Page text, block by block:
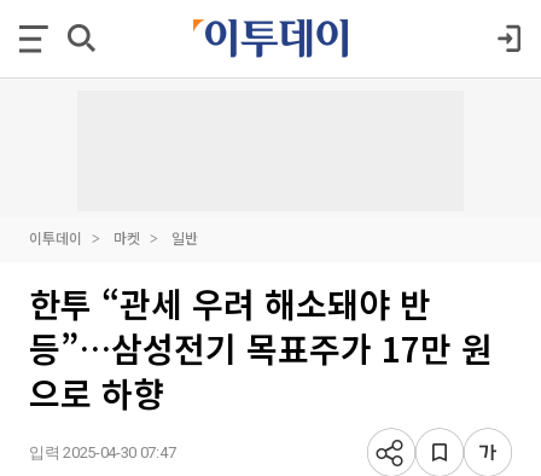
이투데이 마켓 일반
한투 “관세 우려 해소돼야 반
등”…삼성전기 목표주가 17만 원
으로 하향
입력 2025-04-30 07:47